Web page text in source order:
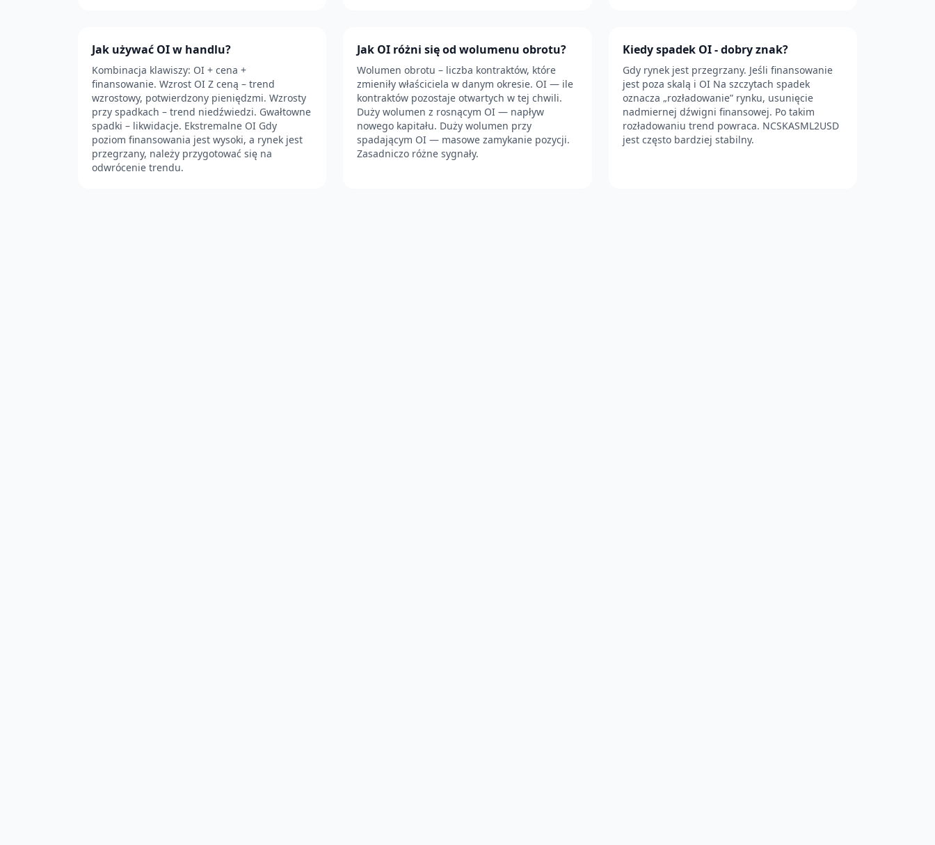
Jak używać OI w handlu?
Kombinacja klawiszy: OI + cena +
finansowanie. Wzrost OI Z ceną – trend
wzrostowy, potwierdzony pieniędzmi. Wzrosty
przy spadkach – trend niedźwiedzi. Gwałtowne
spadki – likwidacje. Ekstremalne OI Gdy
poziom finansowania jest wysoki, a rynek jest
przegrzany, należy przygotować się na
odwrócenie trendu.
Jak OI różni się od wolumenu obrotu?
Wolumen obrotu – liczba kontraktów, które
zmieniły właściciela w danym okresie. OI — ile
kontraktów pozostaje otwartych w tej chwili.
Duży wolumen z rosnącym OI — napływ
nowego kapitału. Duży wolumen przy
spadającym OI — masowe zamykanie pozycji.
Zasadniczo różne sygnały.
Kiedy spadek OI - dobry znak?
Gdy rynek jest przegrzany. Jeśli finansowanie
jest poza skalą i OI Na szczytach spadek
oznacza „rozładowanie” rynku, usunięcie
nadmiernej dźwigni finansowej. Po takim
rozładowaniu trend powraca. NCSKASML2USD
jest często bardziej stabilny.